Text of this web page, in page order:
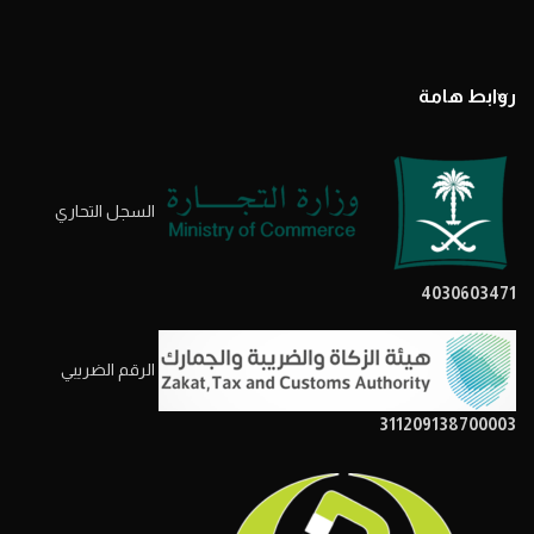
روابط هامة
السجل التحاري
4030603471
الرقم الضريبي
311209138700003